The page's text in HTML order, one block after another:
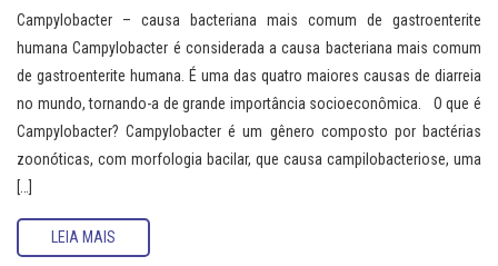
Campylobacter – causa bacteriana mais comum de gastroenterite
humana Campylobacter é considerada a causa bacteriana mais comum
de gastroenterite humana. É uma das quatro maiores causas de diarreia
no mundo, tornando-a de grande importância socioeconômica. O que é
Campylobacter? Campylobacter é um gênero composto por bactérias
zoonóticas, com morfologia bacilar, que causa campilobacteriose, uma
[…]
LEIA MAIS